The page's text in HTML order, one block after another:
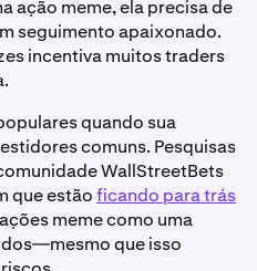
ação meme, ela precisa de
seguimento apaixonado.
incentiva muitos traders
quando sua
comuns. Pesquisas
WallStreetBets
que estãoficando para trás
meme como uma
que isso